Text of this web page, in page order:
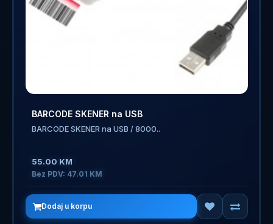
BARCODE SKENER na USB
BARCODE SKENER na USB / 8000..
55.00 KM
Bez PDV: 47.01 KM
Dodaj u korpu